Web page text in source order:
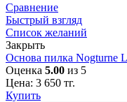
Сравнение
Быстрый взгляд
Список желаний
Закрыть
Основа пилка Nogturne
Оценка 5.00 из 5
Цена: 3 650 тг.
Купить